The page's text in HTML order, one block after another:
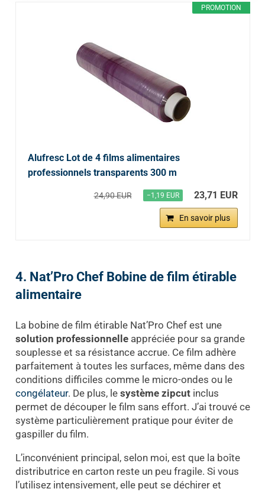
PROMOTION
Alufresc Lot de 4 films alimentaires
professionnels transparents 300 m
24,90 EUR −1,19 EUR 23,71 EUR
En savoir plus
4. Nat’Pro Chef Bobine de film étirable
alimentaire
La bobine de film étirable Nat’Pro Chef est une
solution professionnelleappréciée pour sa grande
souplesse et sa résistance accrue. Ce film adhère
parfaitement à toutes les surfaces, même dans des
conditions difficiles comme le micro-ondes ou le
congélateur. De plus, le système zipcutinclus
permet de découper le film sans effort. J’ai trouvé ce
système particulièrement pratique pour éviter de
gaspiller du film.
L’inconvénient principal, selon moi, est que la boîte
distributrice en carton reste un peu fragile. Si vous
l’utilisez intensivement, elle peut se déchirer et